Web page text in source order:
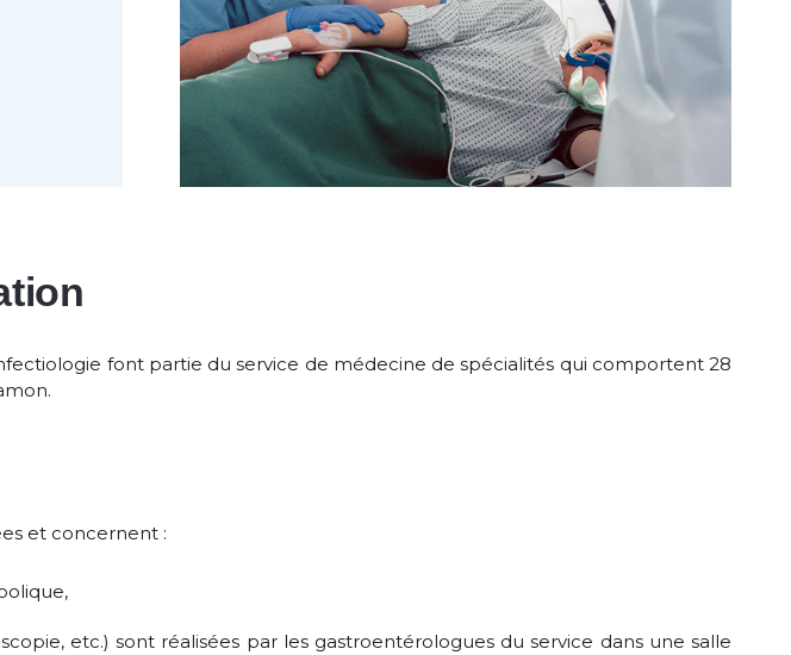
font partie du service de médecine de spécialités qui comportent 28
et concernent :
etc.) sont réalisées par les gastroentérologues du service dans une salle